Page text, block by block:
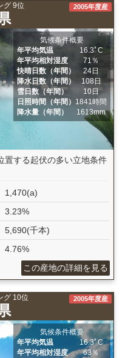
グ 9位 2005年度産
気候条件概要
年平均気温
16.3ﾟC
年平均相対湿度
71％
快晴日数（年間）
24日
降水日数（年間）
108日
雪日数（年間）
10日
日照時間（年間） 1841時間
降水量（年間）
1613mm
置する起伏の多い立地条件
1,470(a)
3.23%
5,690(千本)
4.76%
この産地の詳細を見る
グ 10位 2005年度産
気候条件概要
年平均気温
16.3ﾟC
年平均相対湿度
63％